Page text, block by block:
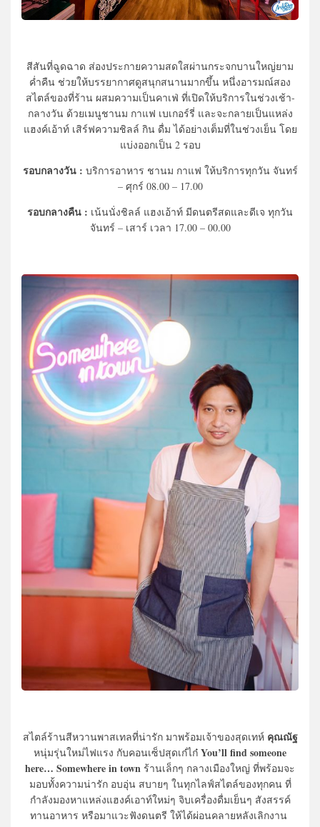
สีสันที่ฉูดฉาด ส่องประกายความสดใสผ่านกระจกบานใหญ่ยาม
ค่ำคืน ช่วยให้บรรยากาศดูสนุกสนานมากขึ้น หนึ่งอารมณ์สอง
สไตล์ของที่ร้าน ผสมความเป็นคาเฟ่ ที่เปิดให้บริการในช่วงเช้า-
กลางวัน ด้วยเมนูชานม กาแฟ เบเกอร์รี่ และจะกลายเป็นแหล่ง
แฮงค์เอ้าท์ เสิร์ฟความชิลล์ กิน ดื่ม ได้อย่างเต็มที่ในช่วงเย็น โดย
แบ่งออกเป็น 2 รอบ
รอบกลางวัน : บริการอาหาร ชานม กาแฟ ให้บริการทุกวัน จันทร์
– ศุกร์ 08.00 – 17.00
รอบกลางคืน : เน้นนั่งชิลล์ แฮงเอ้าท์ มีดนตรีสดและดีเจ ทุกวัน
จันทร์ – เสาร์ เวลา 17.00 – 00.00
สไตล์ร้านสีหวานพาสเทลที่น่ารัก มาพร้อมเจ้าของสุดเทห์ คุณณัฐ
หนุ่มรุ่นใหม่ไฟแรง กับคอนเซ็ปสุดเก๋ไก๋ You’ll find someone
here… Somewhere in town ร้านเล็กๆ กลางเมืองใหญ่ ที่พร้อมจะ
มอบทั้งความน่ารัก อบอุ่น สบายๆ ในทุกไลฟ์สไตล์ของทุกคน ที่
กำลังมองหาแหล่งแฮงค์เอาท์ใหม่ๆ จิบเครื่องดื่มเย็นๆ สังสรรค์
ทานอาหาร หรือมาแวะฟังดนตรี ให้ได้ผ่อนคลายหลังเลิกงาน